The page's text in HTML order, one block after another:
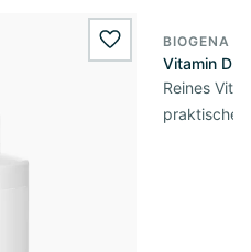
wishlist.add
BIOGENA
Vitamin D3
Reines
praktischer